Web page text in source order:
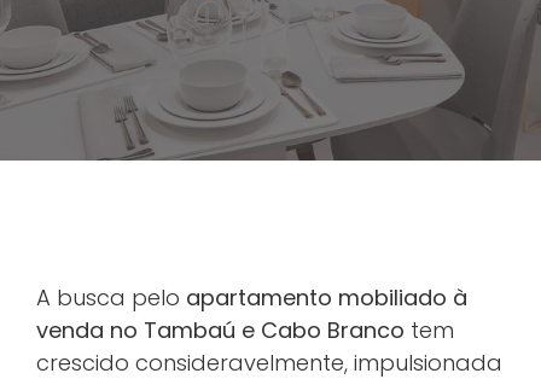
A busca pelo apartamento mobiliado à
venda no Tambaú e Cabo Branco tem
crescido consideravelmente, impulsionada